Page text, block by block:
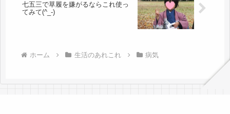
七五三で草履を嫌がるならこれ使っ
てみて(^_-)
ホーム 生活のあれこれ 病気